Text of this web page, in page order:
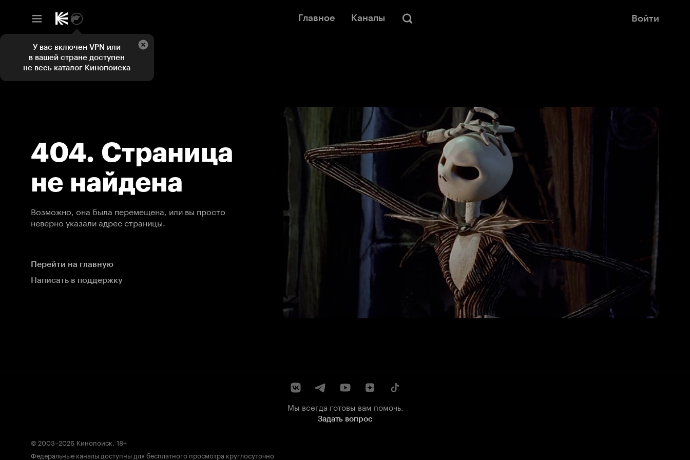
Главное Каналы Войти
404. Страница
не найдена
Возможно, она была перемещена, или вы просто
неверно указали адрес страницы.
Перейти на главную
Написать в поддержку
Мы всегда готовы вам помочь.
Задать вопрос
© 2003–2026 Кинопоиск. 18+
Федеральные каналы доступны для бесплатного просмотра круглосуточно
У вас включен VPN или
в вашей стране доступен
не весь каталог Кинопоиска